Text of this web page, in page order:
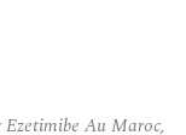
Ezetimibe Au Maroc,